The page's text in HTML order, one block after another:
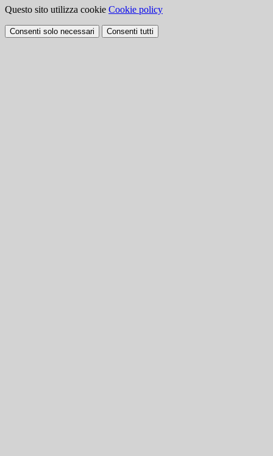
Questo sito utilizza cookie Cookie policy
Consenti solo necessari Consenti tutti